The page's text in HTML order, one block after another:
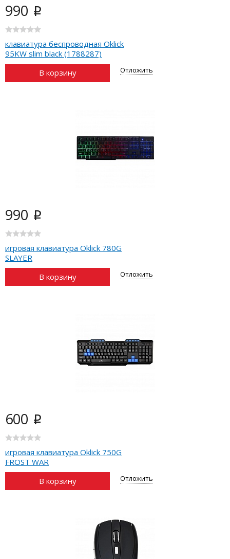
990 i
клавиатура беспроводная Oklick
95KW slim black (1788287)
В корзину
Отложить
990 i
игровая клавиатура Oklick 780G
SLAYER
В корзину
Отложить
600 i
игровая клавиатура Oklick 750G
FROST WAR
В корзину
Отложить